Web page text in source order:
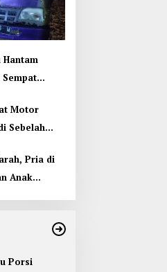
Motor
Sebelah
Pria di
Anak
Porsi